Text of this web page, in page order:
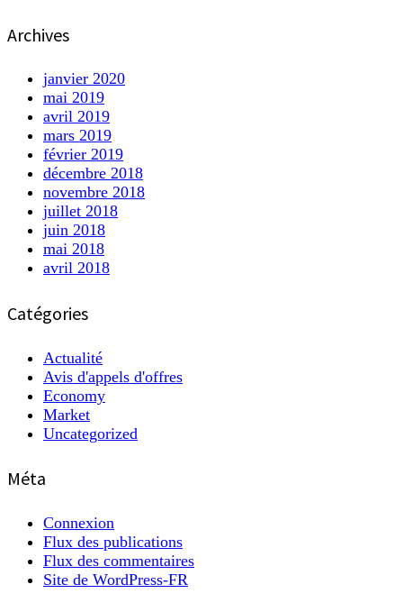
Archives
janvier 2020
mai 2019
avril 2019
mars 2019
février 2019
décembre 2018
novembre 2018
juillet 2018
juin 2018
mai 2018
avril 2018
Catégories
Actualité
Avis d'appels d'offres
Economy
Market
Uncategorized
Méta
Connexion
Flux des publications
Flux des commentaires
Site de WordPress-FR